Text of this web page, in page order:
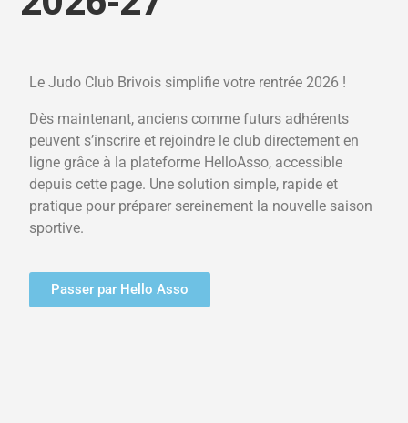
Le Judo Club Brivois simplifie votre rentrée 2026 !
Dès maintenant, anciens comme futurs adhérents
peuvent s’inscrire et rejoindre le club directement en
ligne grâce à la plateforme HelloAsso, accessible
depuis cette page. Une solution simple, rapide et
pratique pour préparer sereinement la nouvelle saison
sportive.
Passer par Hello Asso